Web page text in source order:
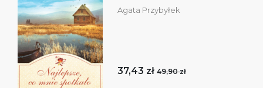
Agata Przybyłek
37,43 zł 49,90 zł